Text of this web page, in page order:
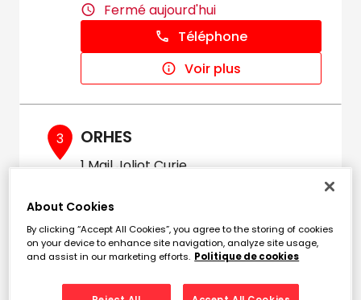
Fermé aujourd'hui
Téléphone
Voir plus
3 ORHES
1 Mail Joliot Curie
Fermé aujourd'hui
Téléphone
Voir plus
About Cookies
By clicking “Accept All Cookies”, you agree to the storing of cookies
on your device to enhance site navigation, analyze site usage,
and assist in our marketing efforts. Politique de cookies